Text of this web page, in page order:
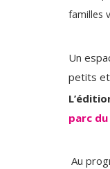
familles
Un
petits
parc
Au